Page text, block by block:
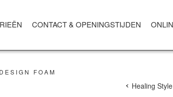
CONTACT & OPENINGSTIJDEN
DESIGN FOAM
Healing Style